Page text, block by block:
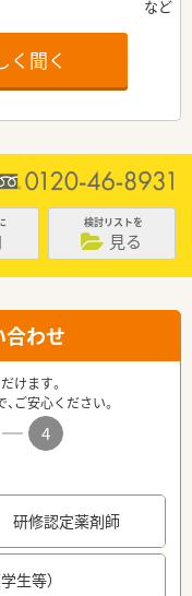
く聞く
検討リストを
見る
合わせ
けます。
ご安心ください。
4
研修認定薬剤師
生等）